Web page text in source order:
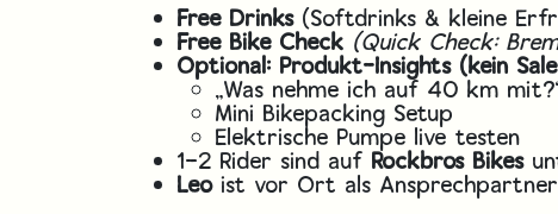
Free Drinks (Softdrinks & kleine
Free Bike Check (Quick Check:
Optional: Produkt-Insights (kein
„Was nehme ich auf 40 km
Mini Bikepacking Setup
Elektrische Pumpe live testen
1–2 Rider sind auf Rockbros Bikes
Leo ist vor Ort als